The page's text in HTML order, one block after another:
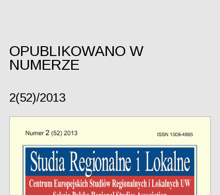
OPUBLIKOWANO W
NUMERZE
2(52)/2013